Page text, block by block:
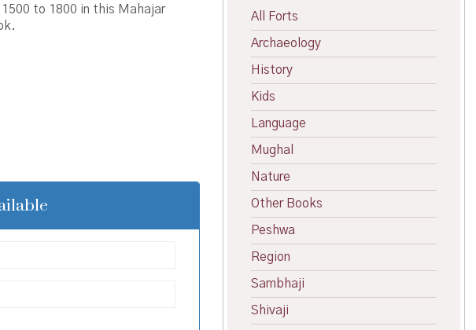
to 1800 in this Mahajar
All Forts
Archaeology
History
Kids
Language
Mughal
Nature
Other Books
Peshwa
Region
Sambhaji
Shivaji